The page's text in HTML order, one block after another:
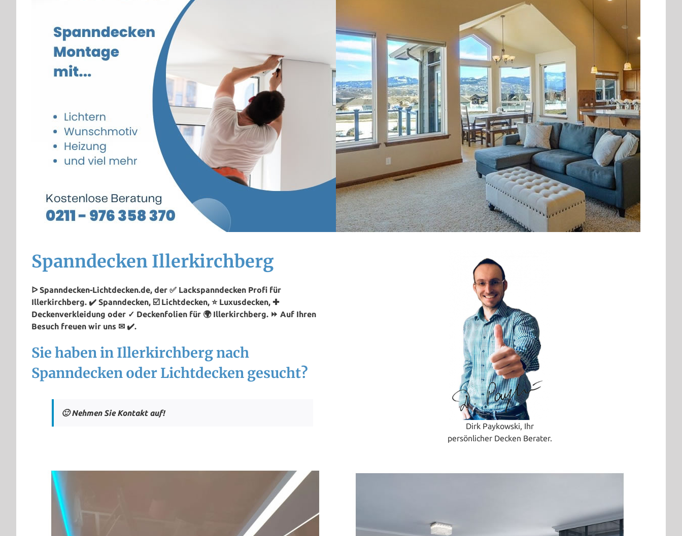
Spanndecken Illerkirchberg
ᐅ Spanndecken-Lichtdecken.de, der ✅ Lackspanndecken Profi für
Illerkirchberg. ✔️ Spanndecken, ☑️ Lichtdecken, ⭐ Luxusdecken, ✚
Deckenverkleidung oder ✓ Deckenfolien für 🌍 Illerkirchberg. ⏩ Auf Ihren
Besuch freuen wir uns ✉ ✔️.
Sie haben in Illerkirchberg nach
Spanndecken oder Lichtdecken gesucht?
🙂 Nehmen Sie Kontakt auf!
Dirk Paykowski, Ihr
persönlicher Decken Berater.